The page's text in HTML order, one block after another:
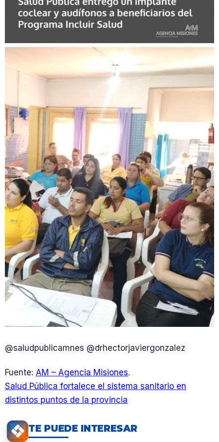
@saludpublicamnes @drhectorjaviergonzalez
Fuente: AM – Agencia Misiones.
Salud Pública fortalece el sistema sanitario en
distintos puntos de la provincia
TE PUEDE INTERESAR